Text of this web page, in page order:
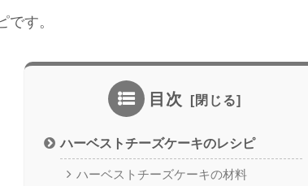
です。
目次
ハーベストチーズケーキのレシピ
ハーベストチーズケーキの材料